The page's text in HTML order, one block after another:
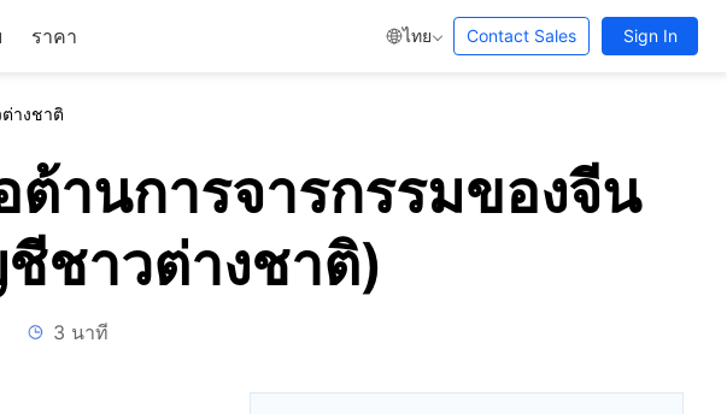
ราคา ไทย Contact Sales Sign In
างชาติ
านการจารกรรมของจีน
ชาวต่างชาติ)
3 นาที